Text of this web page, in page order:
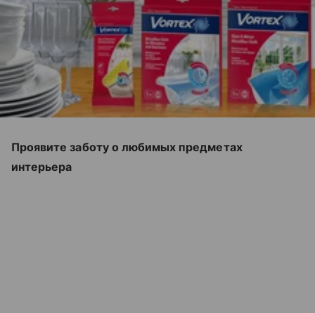
Проявите заботу о любимых предметах
интерьера